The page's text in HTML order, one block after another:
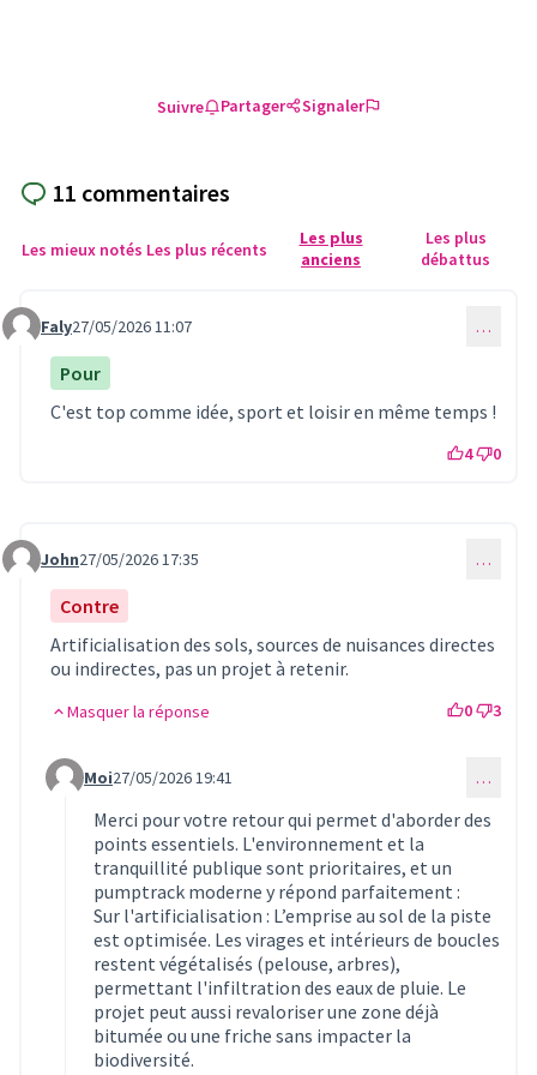
Suivre Partager Signaler
11 commentaires
Les mieux notés Les plus récents
Les plus
anciens
Les plus
débattus
Commentaire 1654
Faly27/05/2026 11:07 …
Pour
C'est top comme idée, sport et loisir en même temps !
4 0
Commentaire 1655
John27/05/2026 17:35 …
Contre
Artificialisation des sols, sources de nuisances directes
ou indirectes, pas un projet à retenir.
Masquer la réponse 0 3
Commentaire 1656 (réponse au commentaire 1655)
Moi27/05/2026 19:41 …
Merci pour votre retour qui permet d'aborder des
points essentiels. L'environnement et la
tranquillité publique sont prioritaires, et un
pumptrack moderne y répond parfaitement :
Sur l'artificialisation : L’emprise au sol de la piste
est optimisée. Les virages et intérieurs de boucles
restent végétalisés (pelouse, arbres),
permettant l'infiltration des eaux de pluie. Le
projet peut aussi revaloriser une zone déjà
bitumée ou une friche sans impacter la
biodiversité.